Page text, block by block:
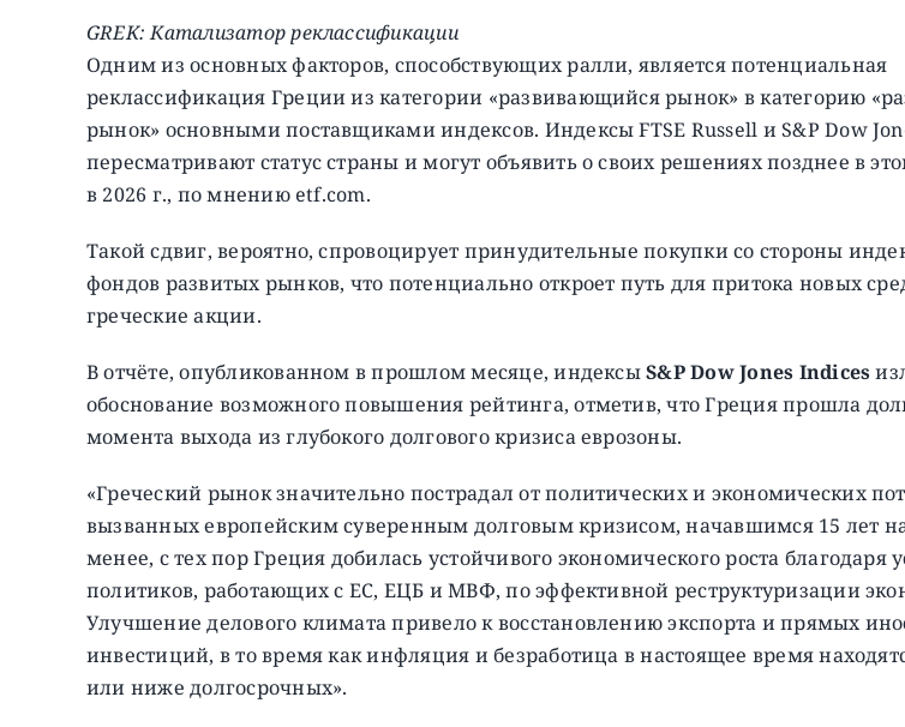
GREK: Катализатор реклассификации
Одним из основных факторов, способствующих ралли, является потенциальная
реклассификация Греции из категории «развивающийся рынок» в категорию
рынок» основными поставщиками индексов. Индексы FTSE Russell и S&P Dow
пересматривают статус страны и могут объявить о своих решениях позднее в
в 2026 г., по мнению etf.com.
Такой сдвиг, вероятно, спровоцирует принудительные покупки со стороны
фондов развитых рынков, что потенциально откроет путь для притока новых
греческие акции.
В отчёте, опубликованном в прошлом месяце, индексыS&P Dow Jones Indices
обоснование возможного повышения рейтинга, отметив, что Греция прошла
момента выхода из глубокого долгового кризиса еврозоны.
«Греческий рынок значительно пострадал от политических и экономических
вызванных европейским суверенным долговым кризисом, начавшимся 15 лет
менее, с тех пор Греция добилась устойчивого экономического роста благодаря
политиков, работающих с ЕС, ЕЦБ и МВФ, по эффективной реструктуризации
Улучшение делового климата привело к восстановлению экспорта и прямых
инвестиций, в то время как инфляция и безработица в настоящее время
или ниже долгосрочных».